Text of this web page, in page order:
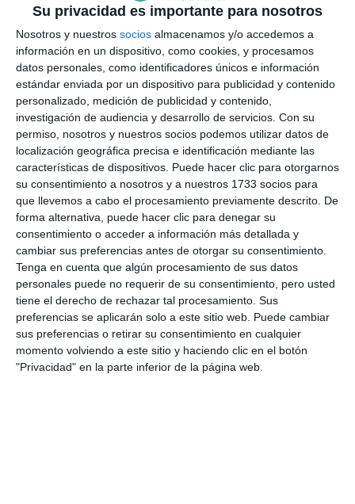
Su privacidad es importante para nosotros
Nosotros y nuestros socios almacenamos y/o accedemos a
información en un dispositivo, como cookies, y procesamos
datos personales, como identificadores únicos e información
estándar enviada por un dispositivo para publicidad y contenido
personalizado, medición de publicidad y contenido,
investigación de audiencia y desarrollo de servicios. Con su
permiso, nosotros y nuestros socios podemos utilizar datos de
localización geográfica precisa e identificación mediante las
características de dispositivos. Puede hacer clic para otorgarnos
su consentimiento a nosotros y a nuestros 1733 socios para
que llevemos a cabo el procesamiento previamente descrito. De
forma alternativa, puede hacer clic para denegar su
consentimiento o acceder a información más detallada y
cambiar sus preferencias antes de otorgar su consentimiento.
Tenga en cuenta que algún procesamiento de sus datos
personales puede no requerir de su consentimiento, pero usted
tiene el derecho de rechazar tal procesamiento. Sus
preferencias se aplicarán solo a este sitio web. Puede cambiar
sus preferencias o retirar su consentimiento en cualquier
momento volviendo a este sitio y haciendo clic en el botón
"Privacidad" en la parte inferior de la página web.